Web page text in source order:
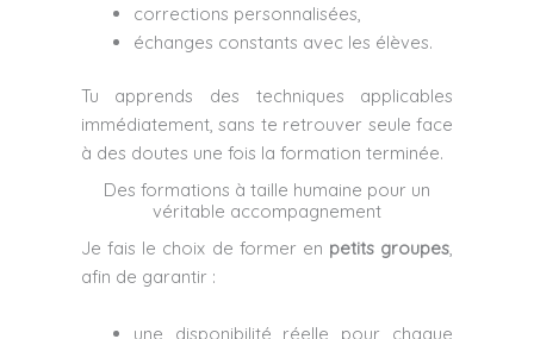
corrections personnalisées,
échanges constants avec les élèves.
Tu apprends des techniques applicables
immédiatement, sans te retrouver seule face
à des doutes une fois la formation terminée.
Des formations à taille humaine pour un
véritable accompagnement
Je fais le choix de former en petits groupes,
afin de garantir :
une disponibilité réelle pour chaque